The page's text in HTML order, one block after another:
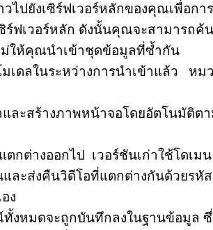
ปยังเซิร์ฟเวอร์หลักของคุณเพื่อกา
ฟเวอร์หลัก ดังนั้นคุณจะสามารถ
ม่ให้คุณนำเข้าชุดข้อมูลที่ซ้ำกัน
ดลในระหว่างการนำเข้าแล้ว
ละสร้างภาพหน้าจอโดยอัตโนมัติ
กต่างออกไป เวอร์ชันเก่าใช้โดเ
และส่งคืนวิดีโอที่แตกต่างกันด้ว
ง
หมดจะถูกบันทึกลงในฐานข้อมูล ซึ่